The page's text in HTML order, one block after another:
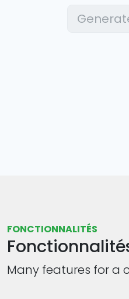
FONCTIONNALITÉS
Many features for a